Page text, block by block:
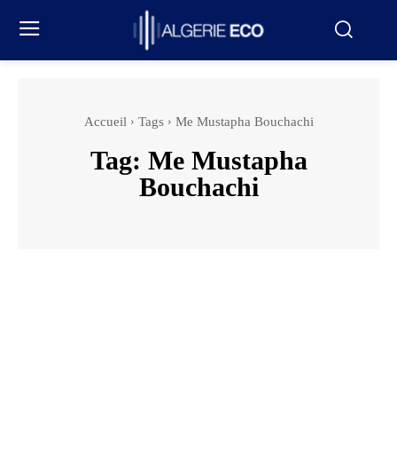
Accueil Tags Me Mustapha Bouchachi
Tag: Me Mustapha
Bouchachi